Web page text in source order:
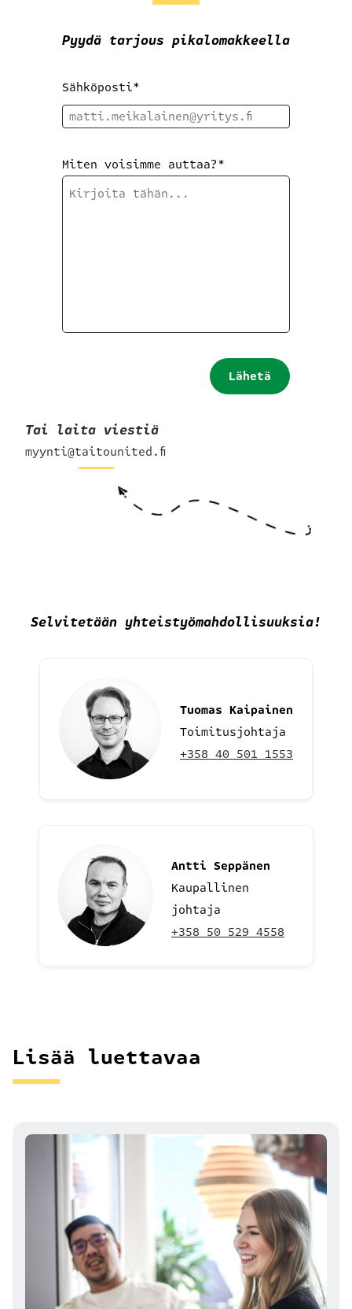
Pyydä tarjous pikalomakkeella
Sähköposti*
Miten voisimme auttaa?*
Lähetä
hakemus
Tai laita viestiä
myynti@taitounited.fi
Selvitetään yhteistyömahdollisuuksia!
Tuomas Kaipainen
Toimitusjohtaja
+358 40 501 1553
Antti Seppänen
Kaupallinen
johtaja
+358 50 529 4558
Lisää luettavaa